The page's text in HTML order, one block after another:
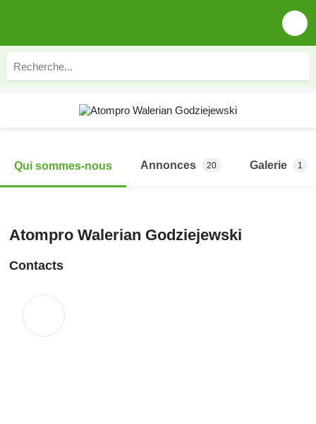
Qui sommes-nous Annonces 20 Galerie 1
Atompro Walerian Godziejewski
Contacts